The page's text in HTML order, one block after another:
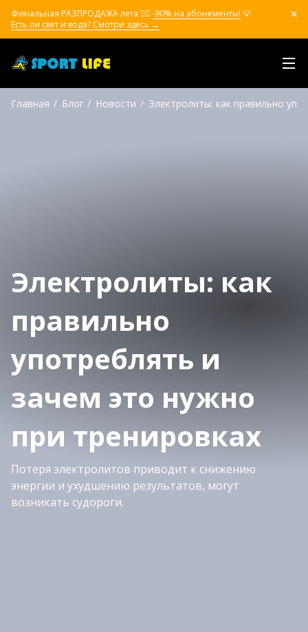
Финальная РАЗПРОДАЖА лета ❤️‍🔥 -90% на абонементы! 💡
Есть ли свет и вода? Смотри здесь →
Главная Блог Новости Электролиты: как правильно
Электролиты: как
правильно
употреблять и
зачем это нужно
при тренировках
Потеря электролитов приводит к снижению
энергии и ухудшению результатов, могут
возникать судороги.